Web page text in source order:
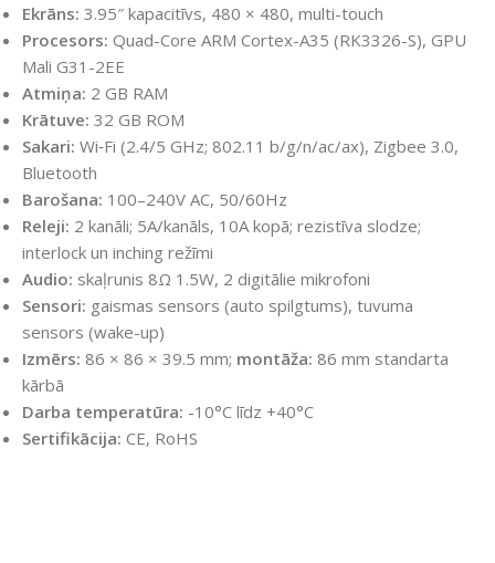
Ekrāns: 3.95″ kapacitīvs, 480 × 480, multi-touch
Procesors: Quad-Core ARM Cortex-A35 (RK3326-S), GPU
Mali G31-2EE
Atmiņa: 2 GB RAM
Krātuve: 32 GB ROM
Sakari: Wi‑Fi (2.4/5 GHz; 802.11 b/g/n/ac/ax), Zigbee 3.0,
Bluetooth
Barošana: 100–240V AC, 50/60Hz
Releji: 2 kanāli; 5A/kanāls, 10A kopā; rezistīva slodze;
interlock un inching režīmi
Audio: skaļrunis 8Ω 1.5W, 2 digitālie mikrofoni
Sensori: gaismas sensors (auto spilgtums), tuvuma
sensors (wake-up)
Izmērs: 86 × 86 × 39.5 mm; montāža: 86 mm standarta
kārbā
Darba temperatūra: -10°C līdz +40°C
Sertifikācija: CE, RoHS